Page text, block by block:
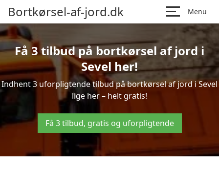
Bortkørsel-af-jord.dk Menu
Få 3 tilbud på bortkørsel af jord i
Sevel her!
Indhent 3 uforpligtende tilbud på bortkørsel af jord i Sevel
lige her – helt gratis!
Få 3 tilbud, gratis og uforpligtende